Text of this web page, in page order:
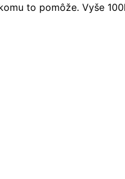
to pomôže. Vyše